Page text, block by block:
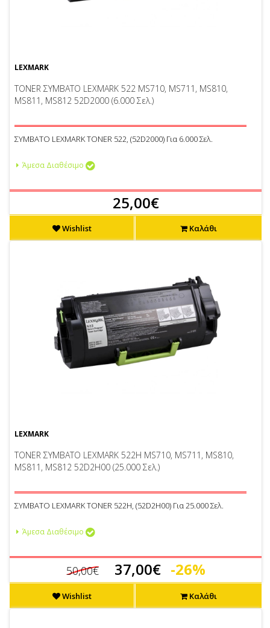
LEXMARK
TONER ΣΥΜΒΑΤΟ LEXMARK 522 MS710, MS711, MS810,
MS811, MS812 52D2000 (6.000 Σελ.)
ΣΥΜΒΑΤΟ LEXMARK TONER 522, (52D2000) Για 6.000 Σελ.
Άμεσα Διαθέσιμο
25,00€
Wishlist Καλάθι
LEXMARK
TONER ΣΥΜΒΑΤΟ LEXMARK 522H MS710, MS711, MS810,
MS811, MS812 52D2H00 (25.000 Σελ.)
ΣΥΜΒΑΤΟ LEXMARK TONER 522H, (52D2H00) Για 25.000 Σελ.
Άμεσα Διαθέσιμο
50,00€ 37,00€ -26%
Wishlist Καλάθι